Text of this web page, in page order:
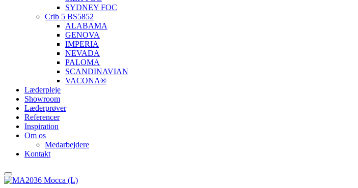
SYDNEY FOC
Crib 5 BS5852
ALABAMA
GENOVA
IMPERIA
NEVADA
PALOMA
SCANDINAVIAN
VACONA®
Læderpleje
Showroom
Læderprøver
Referencer
Inspiration
Om os
Medarbejdere
Kontakt